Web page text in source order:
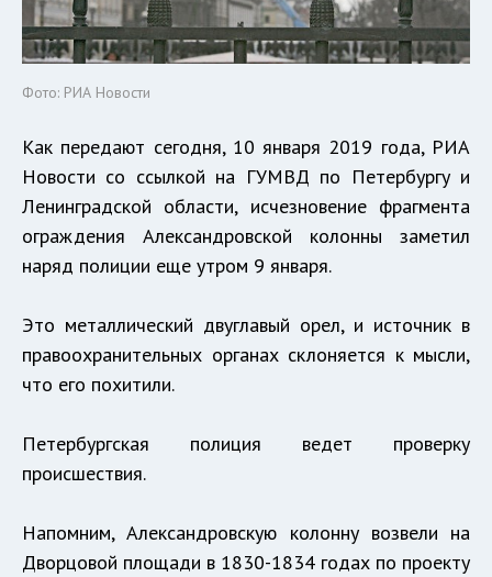
Фото: РИА Новости
Как передают сегодня, 10 января 2019 года, РИА
Новости со ссылкой на ГУМВД по Петербургу и
Ленинградской области, исчезновение фрагмента
ограждения Александровской колонны заметил
наряд полиции еще утром 9 января.
Это металлический двуглавый орел, и источник в
правоохранительных органах склоняется к мысли,
что его похитили.
Петербургская полиция ведет проверку
происшествия.
Напомним, Александровскую колонну возвели на
Дворцовой площади в 1830-1834 годах по проекту